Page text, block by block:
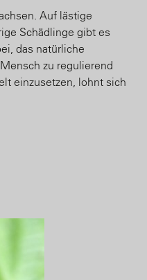
Auf lästige
Schädlinge gibt es
das natürliche
zu regulierend
einzusetzen, lohnt sich